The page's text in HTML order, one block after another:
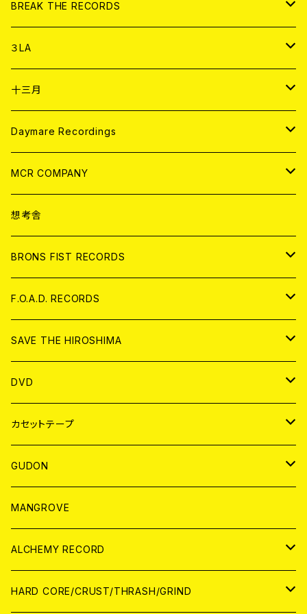
書籍
DIGITAL CONTENTS
アナログ
CD
アナログ
BREAK THE RECORDS
CD
ANALOG
アパレル
３LA
CD
ANALOG
十三月
CD
ANALOG
Daymare Recordings
CD
ANALOG
MCR COMPANY
CD
アパレル
ANALOG
想考舎
BRONS FIST RECORDS
CD
ANALOG
F.O.A.D. RECORDS
CD
ANALOG
SAVE THE HIROSHIMA
アパレル
BADGE
DVD
JAPAN
WORLD
カセットテープ
JAPAN
WORLD
GUDON
アパレル
PATCH
アナログ
MANGROVE
ALCHEMY RECORD
CD
HARD CORE/CRUST/THRASH/GRIND